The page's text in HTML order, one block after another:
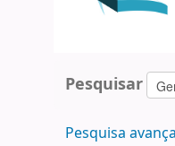
Pesquisar
Pesquisa